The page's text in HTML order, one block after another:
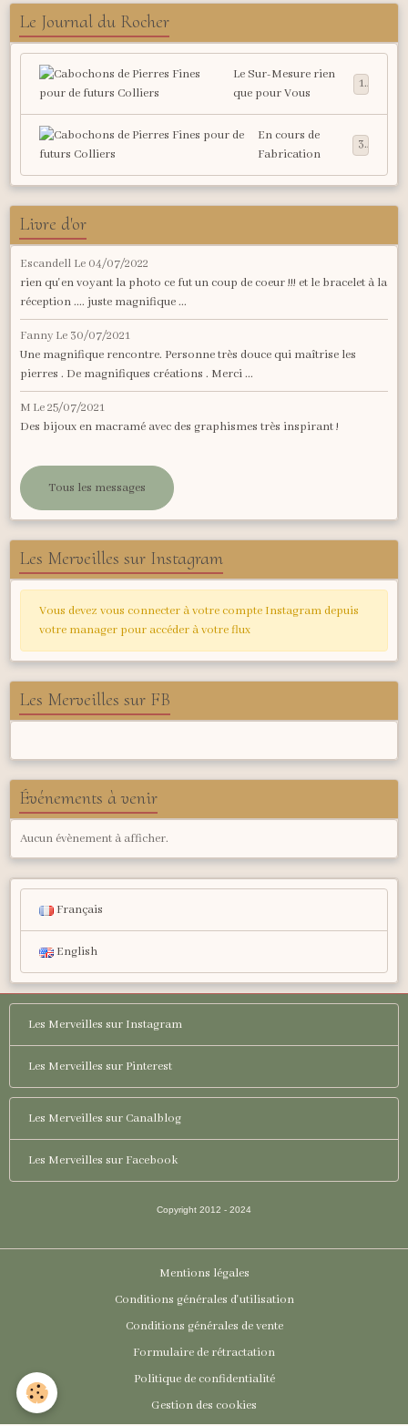
Le Journal du Rocher
Le Sur-Mesure rien
que pour Vous
1
En cours de
Fabrication
3
Livre d'or
Escandell Le 04/07/2022
rien qu'en voyant la photo ce fut un coup de coeur !!! et le bracelet à la
réception .... juste magnifique ...
Fanny Le 30/07/2021
Une magnifique rencontre. Personne très douce qui maîtrise les
pierres . De magnifiques créations . Merci ...
M Le 25/07/2021
Des bijoux en macramé avec des graphismes très inspirant !
Tous les messages
Les Merveilles sur Instagram
Vous devez vous connecter à votre compte Instagram depuis
votre manager pour accéder à votre flux
Les Merveilles sur FB
Événements à venir
Aucun évènement à afficher.
Français
English
Les Merveilles sur Instagram
Les Merveilles sur Pinterest
Les Merveilles sur Canalblog
Les Merveilles sur Facebook
Copyright 2012 - 2024
Mentions légales
Conditions générales d'utilisation
Conditions générales de vente
Formulaire de rétractation
Politique de confidentialité
Gestion des cookies